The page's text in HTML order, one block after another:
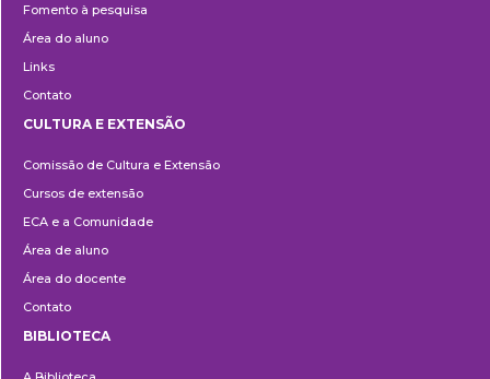
Fomento à pesquisa
Área do aluno
Links
Contato
e
Extensão
CULTURA E EXTENSÃO
Comissão de Cultura e Extensão
Cursos de extensão
ECA e a Comunidade
Área de aluno
Área do docente
Contato
BIBLIOTECA